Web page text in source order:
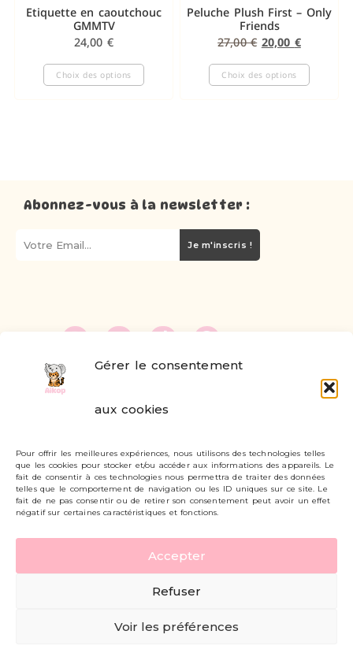
Gérer le consentement
aux cookies
Pour offrir les meilleures expériences, nous utilisons des technologies telles
que les cookies pour stocker et/ou accéder aux informations des appareils. Le
fait de consentir à ces technologies nous permettra de traiter des données
telles que le comportement de navigation ou les ID uniques sur ce site. Le
fait de ne pas consentir ou de retirer son consentement peut avoir un effet
négatif sur certaines caractéristiques et fonctions.
Accepter
Refuser
Voir les préférences
Etiquette en caoutchouc
GMMTV
24,00 €
Choix des options
Peluche Plush First – Only
Friends
27,00€ 20,00 €
Choix des options
Abonnez-vous à la newsletter :
Je m'inscris !
Livraisons et retours
Mon compte
Carte cadeau
Politique de confidentialité
Mentions légales - CGV